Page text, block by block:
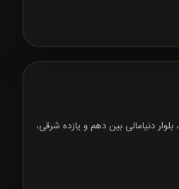
تهران، شهرک اندیشه، فاز 1، بلوار دنیامالی بین دهم و یازده شرقی،